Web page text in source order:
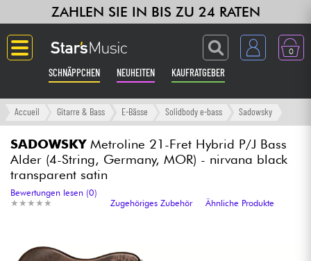
ZAHLEN SIE IN BIS ZU 24 RATEN
0
SCHNÄPPCHEN NEUHEITEN KAUFRATGEBER
Langue
Gitarre & Bass
Verstärker & Effekte
Synths & samplers
Accueil Gitarre & Bass E-Bässe Solidbody e-bass Sadowsky
SADOWSKYMetroline 21-Fret Hybrid P/J Bass
Alder (4-String, Germany, MOR) - nirvana black
transparent satin
★ ★ ★ ★ ★
★ ★ ★ ★ ★
Bewertungen lesen (0)
Zugehöriges Zubehör
Ähnliche Produkte